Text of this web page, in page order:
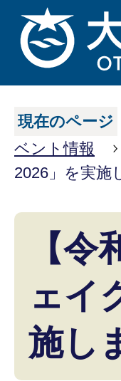
現在のページ
ベント情報
2026」を実施
【
ェイ
施し